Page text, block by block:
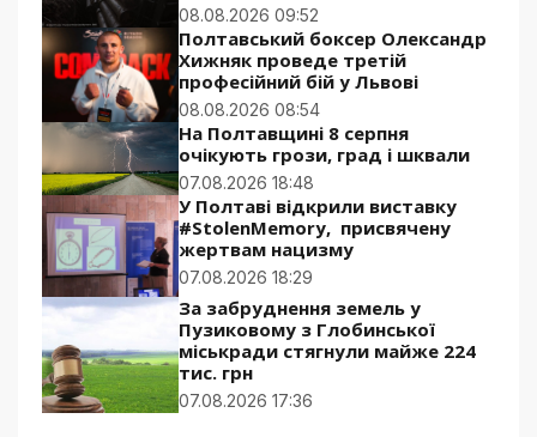
08.08.2026 09:52
Полтавський боксер Олександр
Хижняк проведе третій
професійний бій у Львові
08.08.2026 08:54
На Полтавщині 8 серпня
очікують грози, град і шквали
07.08.2026 18:48
У Полтаві відкрили виставку
#StolenMemory, присвячену
жертвам нацизму
07.08.2026 18:29
За забруднення земель у
Пузиковому з Глобинської
міськради стягнули майже 224
тис. грн
07.08.2026 17:36